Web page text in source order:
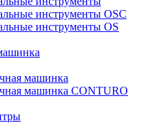
инструменты OSC
инструменты OS
машинка
машинка CONTURO